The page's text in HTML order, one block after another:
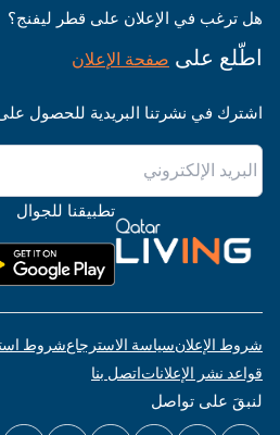
هل ترغب في الإعلان على قطر ليفنج؟
اطّلع على صفحة الإعلان
اشترك في نشرتنا البريدية للحصول
تطبيقنا للجوال
شروط الإعلانسياسة الاسترجاعشروط
قواعد نشر الإعلاناتاتصل بنا
لنبقَ على تواصل